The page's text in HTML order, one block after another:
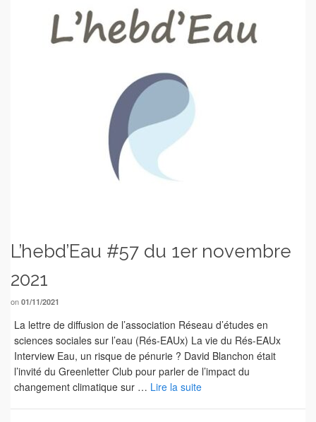
L’hebd’Eau #57 du 1er novembre
2021
on 01/11/2021
La lettre de diffusion de l’association Réseau d’études en
sciences sociales sur l’eau (Rés-EAUx) La vie du Rés-EAUx
Interview Eau, un risque de pénurie ? David Blanchon était
l’invité du Greenletter Club pour parler de l’impact du
changement climatique sur … Lire la suite